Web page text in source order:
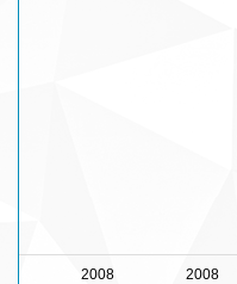
2008 2008